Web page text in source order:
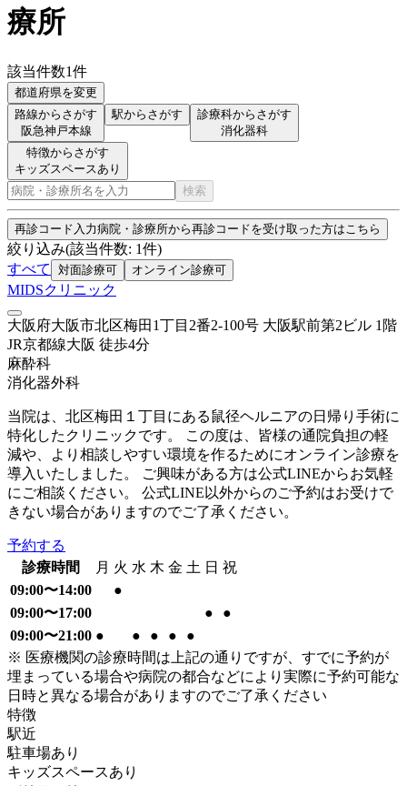
療所
該当件数1件
都道府県を変更
路線からさがす
阪急神戸本線
駅からさがす
診療科からさがす
消化器科
特徴からさがす
キッズスペースあり
検索
再診コード入力病院・診療所から再診コードを受け取った方はこちら
絞り込み(該当件数: 1件)
すべて
対面診療可 オンライン診療可
MIDSクリニック
大阪府大阪市北区梅田1丁目2番2-100号 大阪駅前第2ビル 1階
JR京都線大阪 徒歩4分
麻酔科
消化器外科
当院は、北区梅田１丁目にある鼠径ヘルニアの日帰り手術に
特化したクリニックです。 この度は、皆様の通院負担の軽
減や、より相談しやすい環境を作るためにオンライン診療を
導入いたしました。 ご興味がある方は公式LINEからお気軽
にご相談ください。 公式LINE以外からのご予約はお受けで
きない場合がありますのでご了承ください。
予約する
診療時間
月 火 水 木 金 土 日 祝
09:00〜14:00
●
09:00〜17:00
●
●
09:00〜21:00 ● ● ● ●
●
※ 医療機関の診療時間は上記の通りですが、すでに予約が
埋まっている場合や病院の都合などにより実際に予約可能な
日時と異なる場合がありますのでご了承ください
特徴
駅近
駐車場あり
キッズスペースあり